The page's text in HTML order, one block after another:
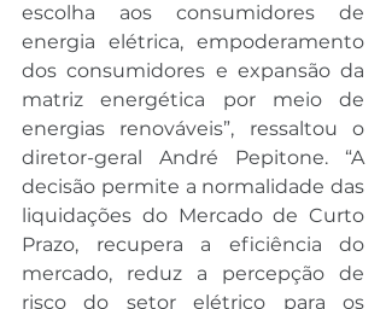
escolha aos consumidores de
energia elétrica, empoderamento
dos consumidores e expansão da
matriz energética por meio de
energias renováveis”, ressaltou o
diretor-geral André Pepitone. “A
decisão permite a normalidade das
liquidações do Mercado de Curto
Prazo, recupera a eficiência do
mercado, reduz a percepção de
risco do setor elétrico para os